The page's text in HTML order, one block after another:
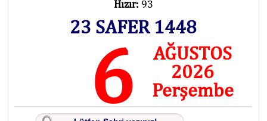
Hızır: 93
23 SAFER 1448
6
AĞUSTOS
2026
Perşembe